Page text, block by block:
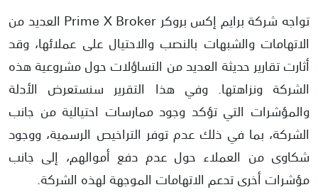
وجود شكاوى حول عدم قدرة العملاء على سحب أموالهم
رفض الشركة للتحويلات البنكية وعدم وجود أي بيانات عن مالكيها أو مقرها
عدم وجود أي سجل أو تاريخ للشركة في مجال الاستثمار أو التداول
ادعاء الشركة انتمائها لفئة شركات ECN
تواجه شركة برايم إكس بروكر Prime X Broker العديد من
الاتهامات والشبهات بالنصب والاحتيال على عملائها، وقد
أثارت تقارير حديثة العديد من التساؤلات حول مشروعية هذه
الشركة ونزاهتها. وفي هذا التقرير سنستعرض الأدلة
والمؤشرات التي تؤكد وجود ممارسات احتيالية من جانب
الشركة، بما في ذلك عدم توفر التراخيص الرسمية، ووجود
شكاوى من العملاء حول عدم دفع أموالهم، إلى جانب
مؤشرات أخرى تدعم الاتهامات الموجهة لهذه الشركة.